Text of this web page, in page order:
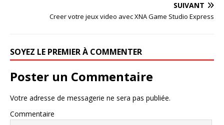
SUIVANT
Creer votre jeux video avec XNA Game Studio Express
SOYEZ LE PREMIER À COMMENTER
Poster un Commentaire
Votre adresse de messagerie ne sera pas publiée.
Commentaire